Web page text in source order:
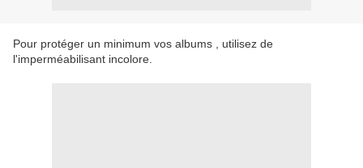
Pour protéger un minimum vos albums , utilisez de
l'imperméabilisant incolore.